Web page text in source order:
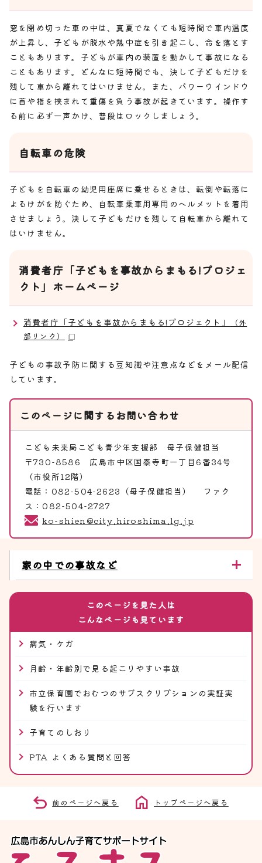
窓を閉め切った車の中は、真夏でなくても短時間で車内温度
が上昇し、子どもが脱水や熱中症を引き起こし、命を落とす
こともあります。子どもが車内の装置を動かして事故になる
こともあります。どんなに短時間でも、決して子どもだけを
残して車から離れてはいけません。また、パワーウインドウ
に首や指を挟まれて重傷を負う事故が起きています。操作す
る前に必ず一声かけ、普段はロックしましょう。
自転車の危険
子どもを自転車の幼児用座席に乗せるときは、転倒や転落に
よるけがを防ぐため、自転車乗車用専用のヘルメットを着用
させましょう。決して子どもだけを残して自転車から離れて
はいけません。
消費者庁「子どもを事故からまもる!プロジェ
クト」ホームページ
消費者庁「子どもを事故からまもる!プロジェクト」
（外
部リンク）
子どもの事故予防に関する豆知識や注意点などをメール配信
しています。
このページに関する お問い合わせ
こども未来局こども青少年支援部 母子保健担当
〒730-8586 広島市中区国泰寺町一丁目6番34号
（市役所12階）
電話：082-504-2623（母子保健担当） ファク
ス：082-504-2727
ko-shien@city.hiroshima.lg.jp
家の中での事故など
このページを見た人は
こんなページも見ています
病気・ケガ
月齢・年齢別で見る起こりやすい事故
市立保育園でおむつのサブスクリプションの実証実
験を行います
子育てのしおり
PTA よくある質問と回答
前のページへ戻る トップページへ戻る